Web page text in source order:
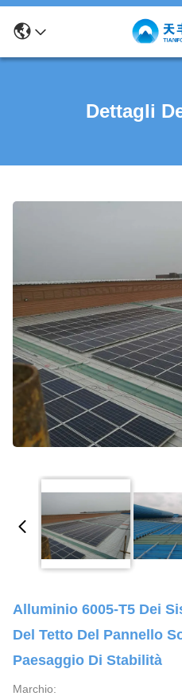
Dettagli
Alluminio 6005-T5 Dei
Del Tetto Del Pannello
Paesaggio Di Stabilità
Marchio: